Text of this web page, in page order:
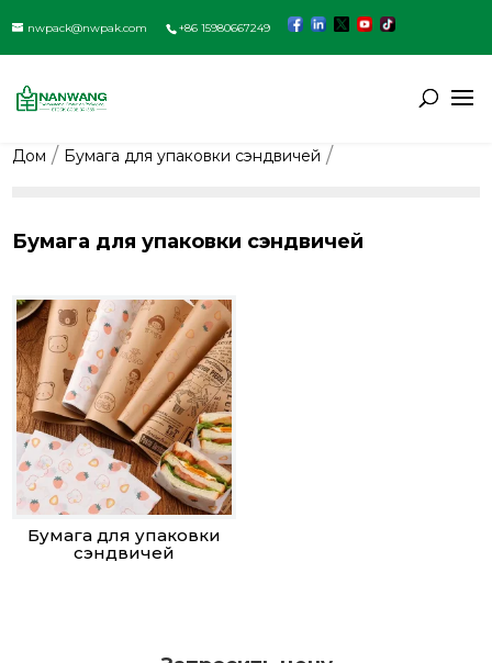
nwpack@nwpak.com +86 15980667249
Дом Бумага для упаковки сэндвичей
Бумага для упаковки сэндвичей
Бумага для упаковки
сэндвичей